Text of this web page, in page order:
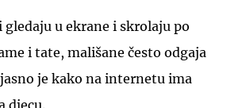
u ekrane i skrolaju po
i tate, mališane često odgaja
je kako na internetu ima
djecu.